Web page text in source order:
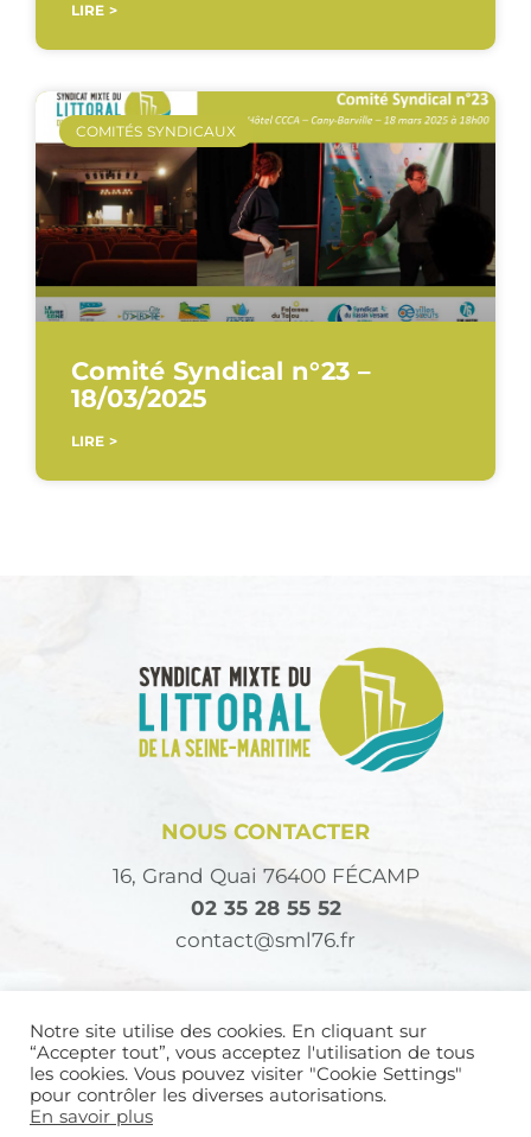
LIRE >
COMITÉS SYNDICAUX
Comité Syndical n°23 –
18/03/2025
LIRE >
NOUS CONTACTER
16, Grand Quai 76400 FÉCAMP
02 35 28 55 52
contact@sml76.fr
Notre site utilise des cookies. En cliquant sur
“Accepter tout”, vous acceptez l'utilisation de tous
les cookies. Vous pouvez visiter "Cookie Settings"
pour contrôler les diverses autorisations.
En savoir plus